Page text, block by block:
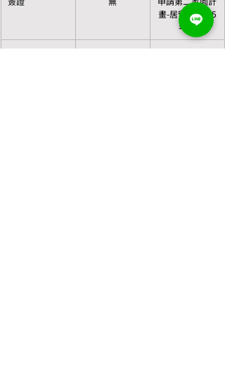
畫-居留權最低5
年起